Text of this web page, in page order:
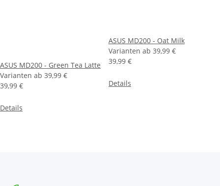
ASUS MD200 - Green Tea Latte
Varianten ab 39,99 €
39,99 €
Details
ASUS MD200 - Oat Milk
Varianten ab 39,99 €
39,99 €
Details